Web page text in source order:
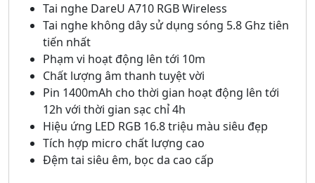
Tai nghe DareU A710 RGB Wireless
Tai nghe không dây sử dụng sóng 5.8 Ghz tiên
tiến nhất
Phạm vi hoạt động lên tới 10m
Chất lượng âm thanh tuyệt vời
Pin 1400mAh cho thời gian hoạt động lên tới
12h với thời gian sạc chỉ 4h
Hiệu ứng LED RGB 16.8 triệu màu siêu đẹp
Tích hợp micro chất lượng cao
Đệm tai siêu êm, bọc da cao cấp